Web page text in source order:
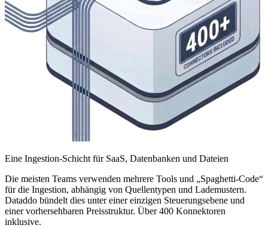
Eine Ingestion-Schicht für SaaS, Datenbanken und Dateien
Die meisten Teams verwenden mehrere Tools und „Spaghetti-Code“
für die Ingestion, abhängig von Quellentypen und Lademustern.
Dataddo bündelt dies unter einer einzigen Steuerungsebene und
einer vorhersehbaren Preisstruktur. Über 400 Konnektoren
inklusive.